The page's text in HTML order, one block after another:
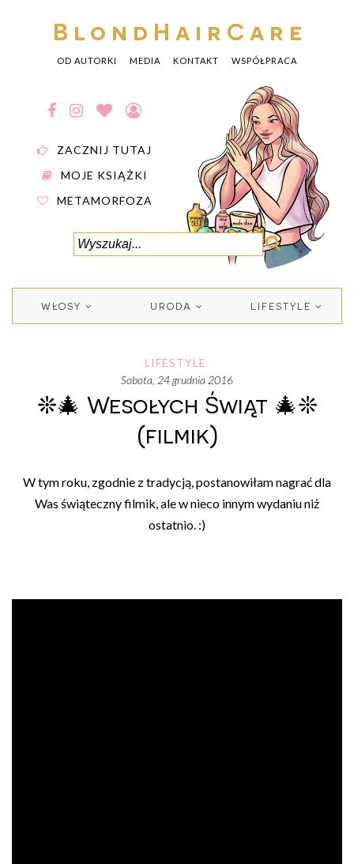
BlondHairCare
OD AUTORKI MEDIA KONTAKT WSPÓŁPRACA
ZACZNIJ TUTAJ
MOJE KSIĄŻKI
METAMORFOZA
WŁOSY URODA LIFESTYLE
LIFESTYLE
sobota, 24 grudnia 2016
❊🎄 Wesołych Świąt 🎄❊
(filmik)
W tym roku, zgodnie z tradycją, postanowiłam nagrać dla
Was świąteczny filmik, ale w nieco innym wydaniu niż
ostatnio. :)